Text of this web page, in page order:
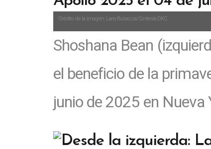
Crédito de la imagen: Larry Busacca/Cortesía DKC
Shoshana Bean
el beneficio de la
junio de 2025 en Nueva